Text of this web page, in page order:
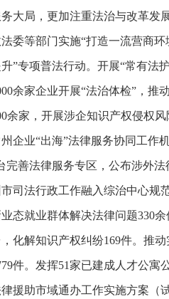
大局，更加注重法治与改革发
委等部门实施“打造一流营商
”专项普法行动。开展“常有法
余家企业开展“法治体检”，
余家，开展涉企知识产权侵权
企业“出海”法律服务协同工作
完善法律服务专区，公布涉外
司法行政工作融入综治中心规
业态就业群体解决法律问题330
化解知识产权纠纷169件。推
件。发挥51家已建成人才公
援助市域通办工作实施方案（